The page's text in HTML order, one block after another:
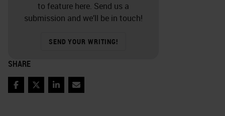
to feature here. Send us a
submission and we’ll be in touch!
SEND YOUR WRITING!
SHARE
Facebook
TwitterLinkedIn
Email